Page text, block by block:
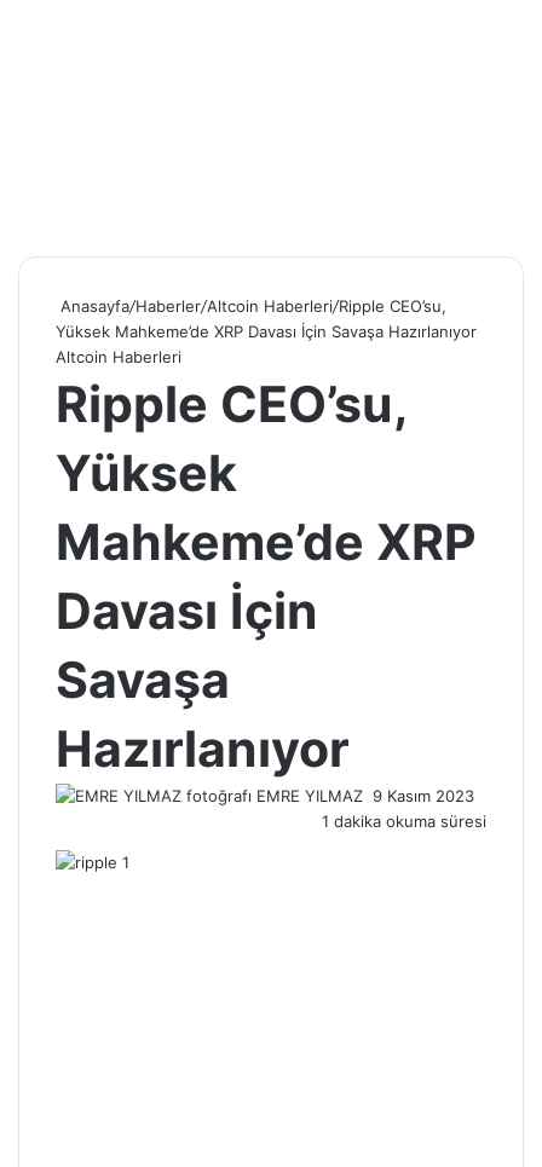
Anasayfa/Haberler/Altcoin Haberleri/Ripple CEO’su,
Yüksek Mahkeme’de XRP Davası İçin Savaşa Hazırlanıyor
Altcoin Haberleri
Ripple CEO’su,
Yüksek
Mahkeme’de XRP
Davası İçin
Savaşa
Hazırlanıyor
EMRE YILMAZ Bir
e-
9 Kasım 2023
1 dakika okuma süresi